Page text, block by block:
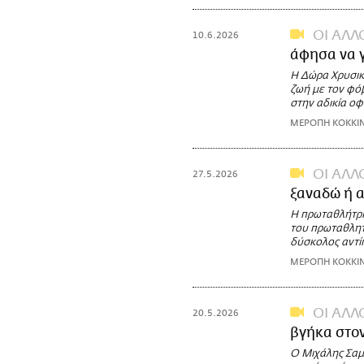
10.6.2026
ΟΙ
άφησα να
Η Δώρα
ζωή με τον
στην αδικία
ΜΕΡΟΠΗ
27.5.2026
ΟΙ
ξαναδώ ή
Η
του
δύσκολος
ΜΕΡΟΠΗ
20.5.2026
ΟΙ
βγήκα
Ο Μιχάλης